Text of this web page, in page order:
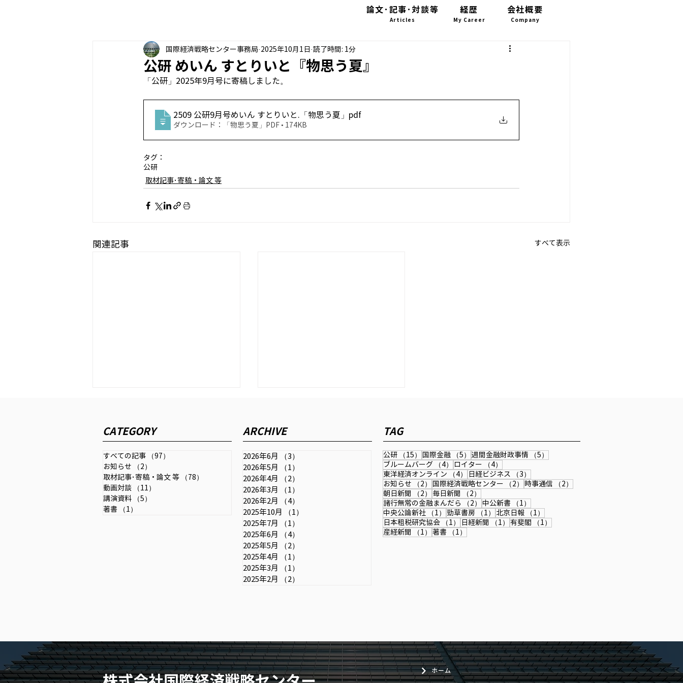
論文･記事･対談等
Articles
経歴
My Career
会社概要
Company
公研 めいん すとりいと『物思う夏』
国際経済戦略センター事務局 2025年10月1日 読了時間: 1分
「公研」2025年9月号に寄稿しました。
2509 公研9月号めいん すとりいと .「物思う夏」pdf
ダウンロード：「物思う夏」PDF • 174KB
タグ：
公研
取材記事･寄稿・論文 等
関連記事 すべて表示
「公研」2024年9月号に寄稿しま
した。
「公研」2023年9月号に寄稿しま
した。
CATEGORY
すべての記事 （97）
お知らせ
（2）
取材記事･寄稿・論文 等
（78）
動画対談
（11）
講演資料
（5）
著書
（1）
ARCHIVE
2026年6月 （3）
2026年5月
（1）
2026年4月
（2）
2026年3月
（1）
2026年2月
（4）
2025年10月
（1）
2025年7月
（1）
2025年6月
（4）
2025年5月
（2）
2025年4月
（1）
2025年3月
（1）
2025年2月
（2）
TAG
公研 （15） 15件の記事
国際金融 （5） 5件の記事
週間金融財政事情 （5）
ブルームバーグ
（4） 4件の記事
ロイター （4）
東洋経済オンライン
（4） 4件の記事
日経ビジネス （3）
お知らせ
（2） 2件の記事
国際経済戦略センター （2） 2件の記事
時事通信 （2）
朝日新聞
（2） 2件の記事
毎日新聞 （2）
諸行無常の金融まんだら
（2） 2件の記事
中公新書 （1）
中央公論新社
（1） 1件の記事
勁草書房 （1） 1件の記事
北京日報 （1）
日本租税研究協会
（1） 1件の記事
日経新聞 （1） 1件の記事
有斐閣 （1）
産経新聞
（1） 1件の記事
著書 （1）
ホーム